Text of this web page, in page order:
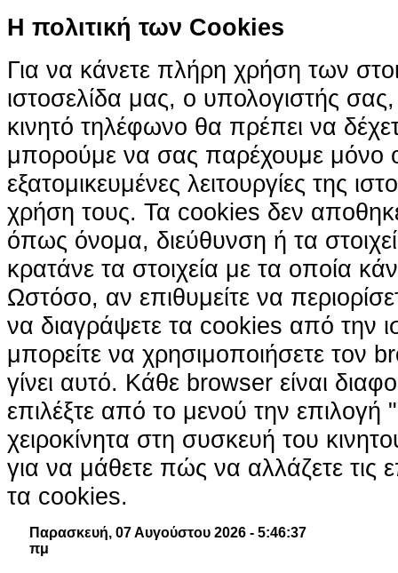
H πολιτική των Cookies
Για να κάνετε πλήρη χρήση των
ιστοσελίδα μας, ο υπολογιστής
κινητό τηλέφωνο θα πρέπει να
μπορούμε να σας παρέχουμε μόνο
εξατομικευμένες λειτουργίες της
χρήση τους. Τα cookies δεν
όπως όνομα, διεύθυνση ή τα
κρατάνε τα στοιχεία με τα οποία
Ωστόσο, αν επιθυμείτε να
να διαγράψετε τα cookies από την
μπορείτε να χρησιμοποιήσετε τον
γίνει αυτό. Κάθε browser είναι
επιλέξτε από το μενού την επιλογή
χειροκίνητα στη συσκευή του
για να μάθετε πώς να αλλάζετε τις
τα cookies.
Παρασκευή, 07 Αυγούστου 2026 - 5:46:38
πμ